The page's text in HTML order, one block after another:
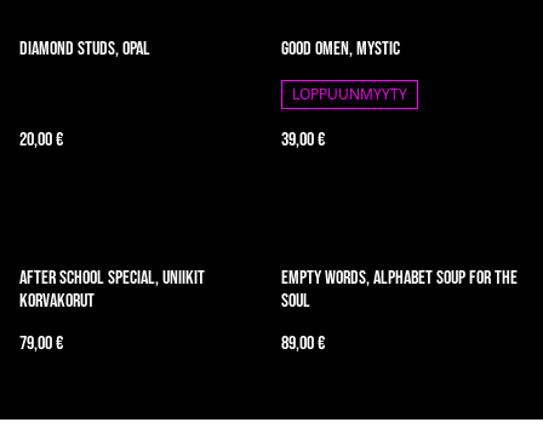
Diamond Studs, Opal
20,00 €
Good Omen, Mystic
LOPPUUNMYYTY
39,00 €
After School Special, uniikit
korvakorut
79,00 €
Empty Words, Alphabet Soup for the
Soul
89,00 €